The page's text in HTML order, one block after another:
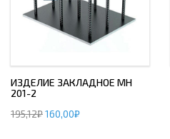
ИЗДЕЛИЕ ЗАКЛАДНОЕ МН
201-2
195,12₽160,00₽